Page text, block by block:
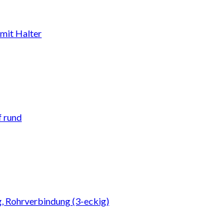
Halter
rund
Rohrverbindung (3-eckig)